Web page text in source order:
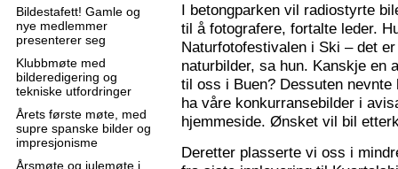
Bildestafett! Gamle og
nye medlemmer
presenterer seg
Klubbmøte med
bilderedigering og
tekniske utfordringer
Årets første møte, med
supre spanske bilder og
impresjonisme
Årsmøte og julemøte i
I betongparken vil radiostyrte
til å fotografere, fortalte leder.
Naturfotofestivalen i Ski – det
naturbilder, sa hun. Kanskje en
til oss i Buen? Dessuten
ha våre konkurransebilder i
hjemmeside. Ønsket vil bil
Deretter plasserte vi oss i